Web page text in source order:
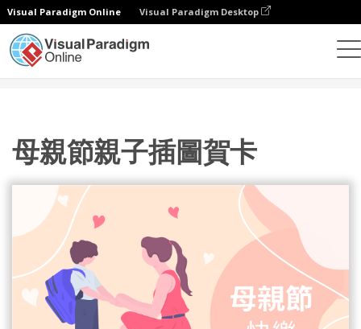
Visual Paradigm Online Visual Paradigm Desktop
母親節親子插圖賀卡